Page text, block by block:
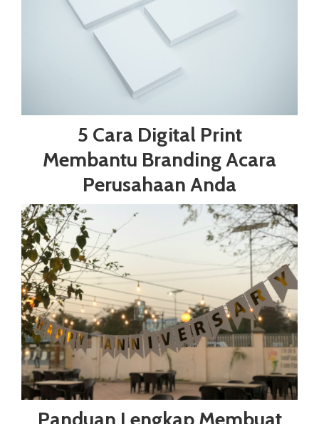
5 Cara Digital Print
Membantu Branding Acara
Perusahaan Anda
Panduan Lengkap Membuat